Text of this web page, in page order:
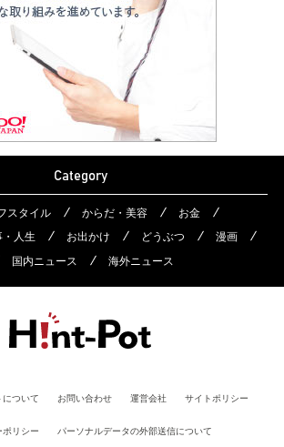
Category
スタイル からだ・美容
お金
・人生 お出かけ どうぶつ
漫画
国内ニュース 海外ニュース
について お問い合わせ 運営会社 サイトポリシー
ポリシー パーソナルデータの外部送信について